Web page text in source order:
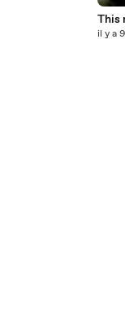
This
il y a